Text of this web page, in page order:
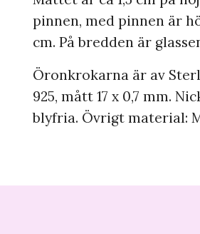
pinnen, med pinnen är
cm. På bredden är
Öronkrokarna är av
925, mått 17 x 0,7 mm.
blyfria. Övrigt material: